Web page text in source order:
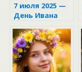
7 июля 2025 —
День Ивана